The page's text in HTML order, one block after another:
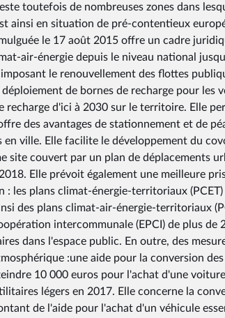
toutefois de nombreuses zones dans
ainsi en situation de pré-contentieux
le 17 août 2015 offre un cadre
air-énergie depuis le niveau national
le renouvellement des flottes
de bornes de recharge pour les
recharge d'ici à 2030 sur le territoire. Elle
des avantages de stationnement et de
en ville. Elle facilite le développement du
site couvert par un plan de déplacements
Elle prévoit également une meilleure
: les plans climat-énergie-territoriaux
des plans climat-air-énergie-territoriaux
intercommunale (EPCI) de plus
dans l'espace public. En outre, des
:une aide pour la conversion
10 000 euros pour l'achat d'une
légers en 2017. Elle concerne la
de l'aide pour l'achat d'un véhicule